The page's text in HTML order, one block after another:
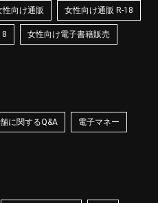
性向け通販 女性向け通販 R-18
女性向け電子書籍販売
に関するQ&A 電子マネー